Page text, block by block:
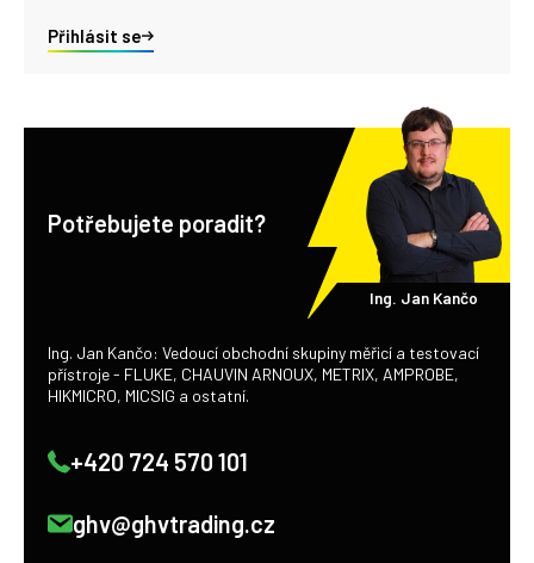
Přihlásit se
Potřebujete poradit?
Ing. Jan Kančo
Ing. Jan Kančo: Vedoucí obchodní skupiny měřicí a testovací
přístroje - FLUKE, CHAUVIN ARNOUX, METRIX, AMPROBE,
HIKMICRO, MICSIG a ostatní.
+420 724 570 101
ghv@ghvtrading.cz